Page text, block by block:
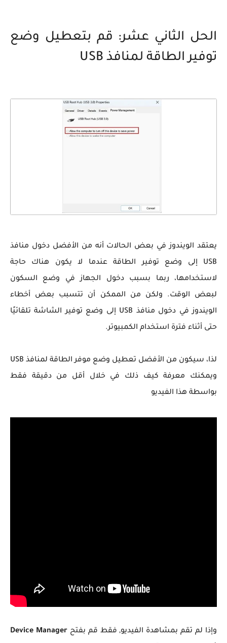
الحل الثاني عشر: قم بتعطيل وضع
توفير الطاقة لمنافذ USB
يعتقد الويندوز في بعض الحالات أنه من الأفضل دخول منافذ
USB إلى وضع توفير الطاقة عندما لا يكون هناك حاجة
لاستخدامها، ربما بسبب دخول الجهاز في وضع السكون
لبعض الوقت. ولكن من الممكن أن تتسبب بعض أخطاء
الويندوز في دخول منافذ USB إلى وضع توفير الشاشة تلقائيًا
حتى أثناء فترة استخدام الكمبيوتر.
لذا، سيكون من الأفضل تعطيل وضع موفر الطاقة لمنافذ USB
ويمكنك معرفة كيف ذلك في خلال أقل من دقيقة فقط
بواسطة هذا الفيديو
وإذا لم تقم بمشاهدة الفيديو, فقط قم بفتحDevice Manager